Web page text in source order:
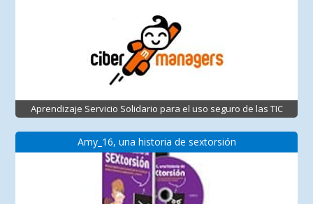
Aprendizaje Servicio Solidario para el uso seguro de las TIC
Amy_16, una historia de sextorsión